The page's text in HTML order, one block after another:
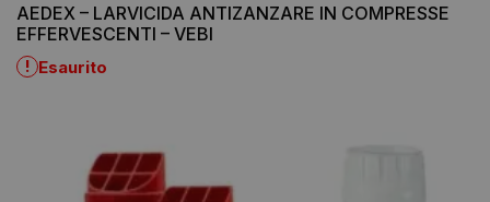
AEDEX – LARVICIDA ANTIZANZARE IN COMPRESSE
EFFERVESCENTI – VEBI
! Esaurito